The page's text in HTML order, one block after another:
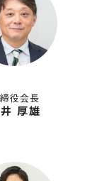
役会長
厚雄